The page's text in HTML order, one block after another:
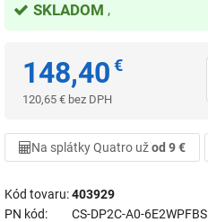
SKLADOM
148,40 €
120,65 € bez DPH
Na splátky Quatro užod 9 €
Kód tovaru 403929
PN kód
CS-DP2C-A0-6E2WPFBS